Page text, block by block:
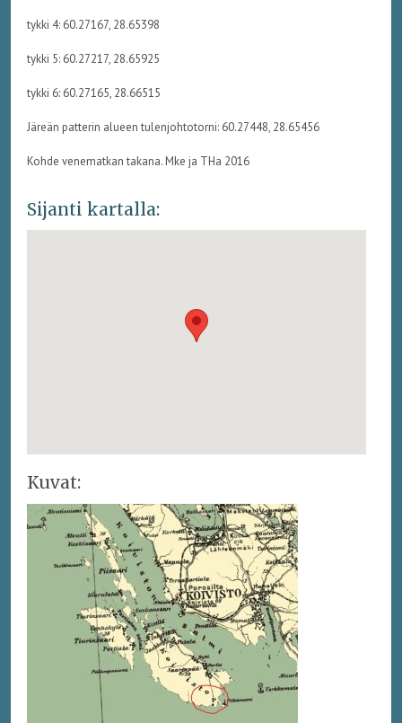
tykki 4: 60.27167, 28.65398
tykki 5: 60.27217, 28.65925
tykki 6: 60.27165, 28.66515
Järeän patterin alueen tulenjohtotorni: 60.27448, 28.65456
Kohde venematkan takana. Mke ja THa 2016
Sijanti kartalla:
Kuvat: